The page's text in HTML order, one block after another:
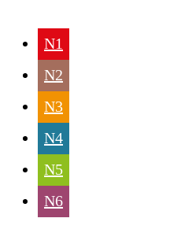
N1
N2
N3
N4
N5
N6